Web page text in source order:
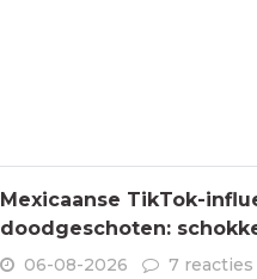
Mexicaanse TikTok-
doodgeschoten:
06-08-2026 7 reacties